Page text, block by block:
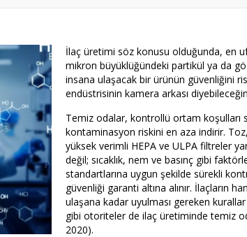
İlaç üretimi söz konusu olduğunda, en
mikron büyüklüğündeki partikül ya da
insana ulaşacak bir ürünün güvenliğini
endüstrisinin kamera arkası
Temiz odalar, kontrollü ortam koşulları
kontaminasyon riskini en aza indirir.
yüksek verimli HEPA ve ULPA filtreler
değil; sıcaklık, nem ve basınç gibi
standartlarına uygun şekilde sürekli
güvenliği garanti altına alınır. İlaçların
ulaşana kadar uyulması gereken
gibi otoriteler de ilaç üretiminde temiz
2020).